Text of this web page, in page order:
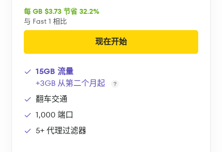
每 GB $3.73 节省 32.2%
与 Fast 1 相比
现在开始
15GB 流量
+3GB 从第二个月起
翻车交通
1,000 端口
5+ 代理过滤器